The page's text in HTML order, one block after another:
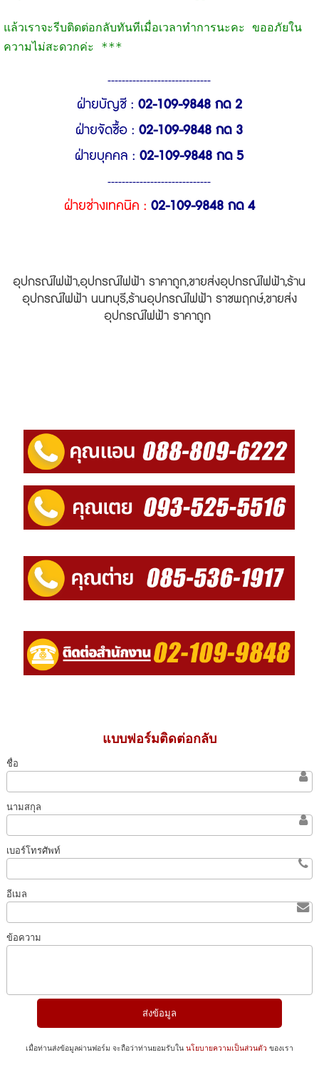
แล้วเราจะรีบติดต่อกลับทันทีเมื่อเวลาทำการนะคะ ขออภัยใน
ความไม่สะดวกค่ะ ***
-----------------------------
ฝ่ายบัญชี : 02-109-9848 กด 2
ฝ่ายจัดซื้อ :02-109-9848 กด 3
ฝ่ายบุคคล :02-109-9848 กด 5
-----------------------------
ฝ่ายช่างเทคนิค : 02-109-9848 กด 4
อุปกรณ์ไฟฟ้า,อุปกรณ์ไฟฟ้า ราคาถูก,ขายส่งอุปกรณ์ไฟฟ้า,ร้าน
อุปกรณ์ไฟฟ้า นนทบุรี,ร้านอุปกรณ์ไฟฟ้า ราชพฤกษ์,ขายส่ง
อุปกรณ์ไฟฟ้า ราคาถูก
แบบฟอร์มติดต่อกลับ
ชื่อ
นามสกุล
เบอร์โทรศัพท์
อีเมล
ข้อความ
เมื่อท่านส่งข้อมูลผ่านฟอร์ม จะถือว่าท่านยอมรับในนโยบายความเป็นส่วนตัว ของเรา